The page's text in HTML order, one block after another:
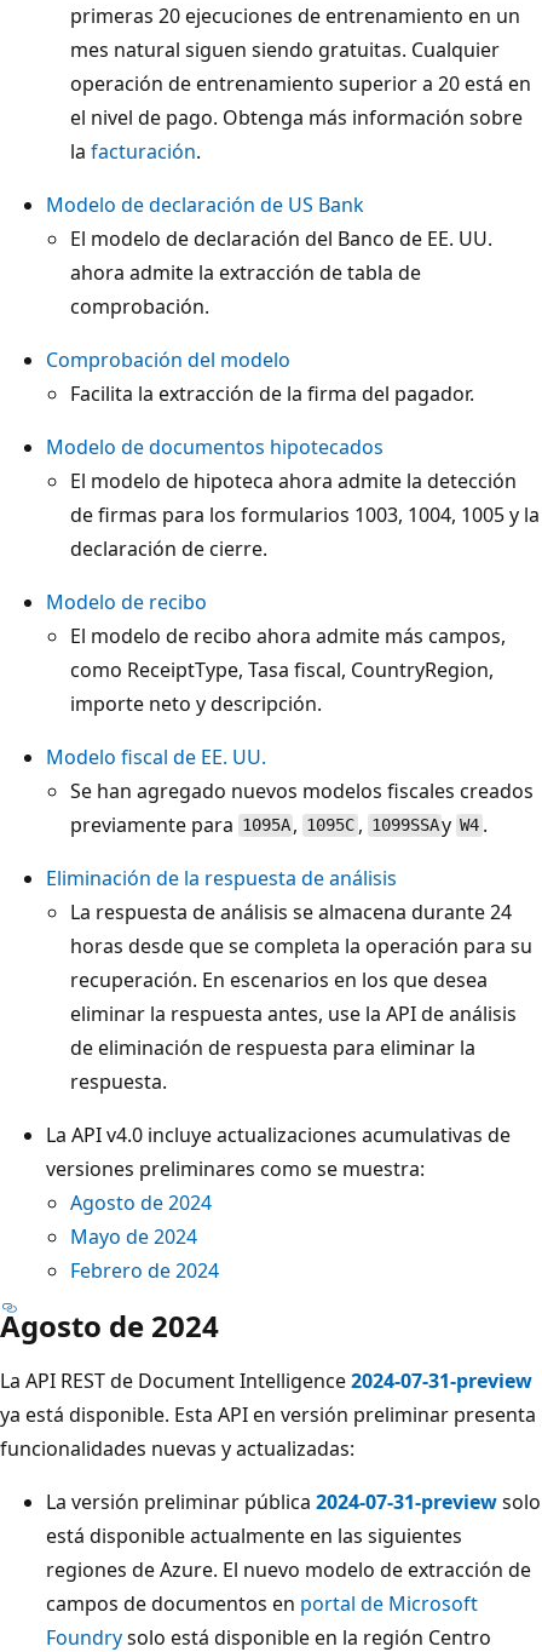
primeras 20 ejecuciones de entrenamiento en un
mes natural siguen siendo gratuitas. Cualquier
operación de entrenamiento superior a 20 está en
el nivel de pago. Obtenga más información sobre
la facturación.
Modelo de declaración de US Bank
El modelo de declaración del Banco de EE. UU.
ahora admite la extracción de tabla de
comprobación.
Comprobación del modelo
Facilita la extracción de la firma del pagador.
Modelo de documentos hipotecados
El modelo de hipoteca ahora admite la detección
de firmas para los formularios 1003, 1004, 1005 y la
declaración de cierre.
Modelo de recibo
El modelo de recibo ahora admite más campos,
como ReceiptType, Tasa fiscal, CountryRegion,
importe neto y descripción.
Modelo fiscal de EE. UU.
Se han agregado nuevos modelos fiscales creados
previamente para 1095A , 1095C, 1099SSAyW4.
Eliminación de la respuesta de análisis
La respuesta de análisis se almacena durante 24
horas desde que se completa la operación para su
recuperación. En escenarios en los que desea
eliminar la respuesta antes, use la API de análisis
de eliminación de respuesta para eliminar la
respuesta.
La API v4.0 incluye actualizaciones acumulativas de
versiones preliminares como se muestra:
Agosto de 2024
Mayo de 2024
Febrero de 2024
Agosto de 2024
La API REST de Document Intelligence2024-07-31-preview
ya está disponible. Esta API en versión preliminar presenta
funcionalidades nuevas y actualizadas:
La versión preliminar pública 2024-07-31-previewsolo
está disponible actualmente en las siguientes
regiones de Azure. El nuevo modelo de extracción de
campos de documentos en portal de Microsoft
Foundrysolo está disponible en la región Centro